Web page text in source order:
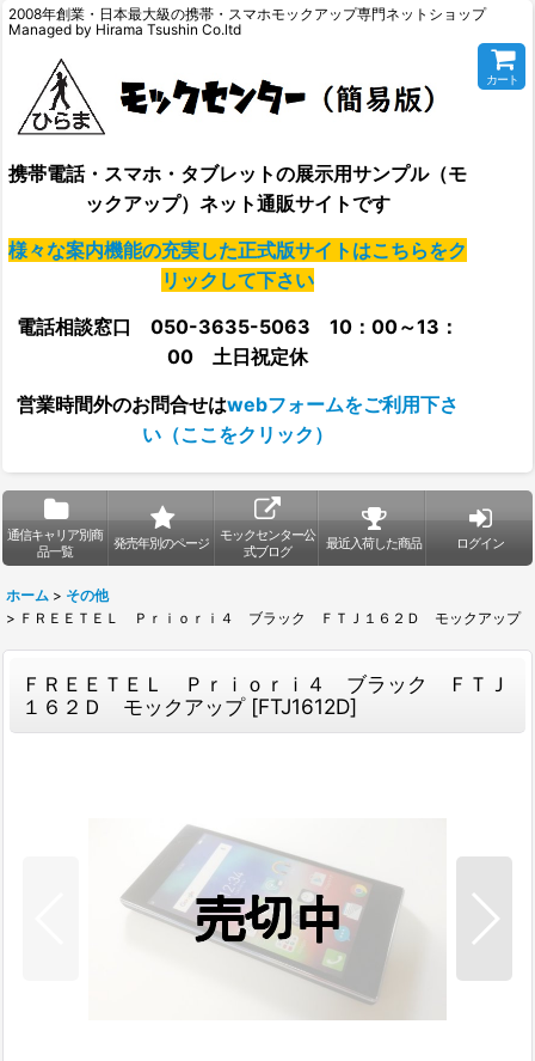
2008年創業・日本最大級の携帯・スマホモックアップ専門ネットショップ
Managed by Hirama Tsushin Co.ltd
携帯電話・スマホ・タブレットの展示用サンプル（モ
ックアップ）ネット通販サイトです
様々な案内機能の充実した正式版サイトはこちらをク
リックして下さい
電話相談窓口 050-3635-5063 10：00～13：
00 土日祝定休
営業時間外のお問合せはwebフォームをご利用下さ
い（ここをクリック）
カート
通信キャリア別商
品一覧
発売年別のページ
モックセンター公
式ブログ
最近入荷した商品 ログイン
ホーム > その他
> ＦＲＥＥＴＥＬ Ｐｒｉｏｒｉ４ ブラック ＦＴＪ１６２Ｄ モックアップ
ＦＲＥＥＴＥＬ Ｐｒｉｏｒｉ４ ブラック ＦＴＪ
１６２Ｄ モックアップ [FTJ1612D]